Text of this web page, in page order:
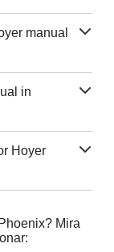
manual
in
Hoyer
Mira